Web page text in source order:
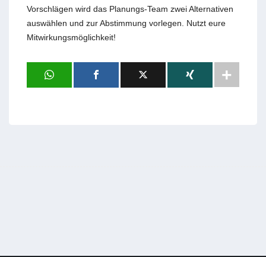
Vorschlägen wird das Planungs-Team zwei Alternativen
auswählen und zur Abstimmung vorlegen. Nutzt eure
Mitwirkungsmöglichkeit!